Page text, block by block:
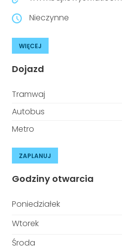
Nieczynne
WIĘCEJ
Dojazd
Tramwaj
Autobus
Metro
ZAPLANUJ
Godziny otwarcia
Poniedziałek
Wtorek
Środa